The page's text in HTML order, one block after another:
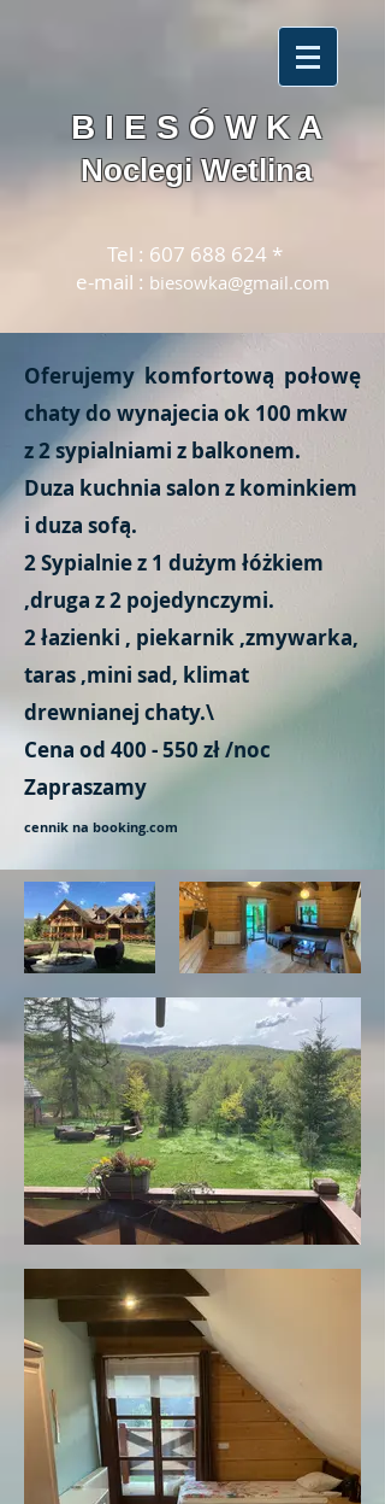
B I E S Ó W K A
Noclegi Wetlina
Tel : 607 688 624 *
e-mail : biesowka@gmail.com
Oferujemy komfortową połowę
chaty do wynajecia ok 100 mkw
z 2 sypialniami z balkonem.
Duza kuchnia salon z kominkiem
i duza sofą.
2 Sypialnie z 1 dużym łóżkiem
,druga z 2 pojedynczymi.
2 łazienki , piekarnik ,zmywarka,
taras ,mini sad, klimat
drewnianej chaty.\
Cena od 400 - 550 zł /noc
Zapraszamy
cennik na booking.com